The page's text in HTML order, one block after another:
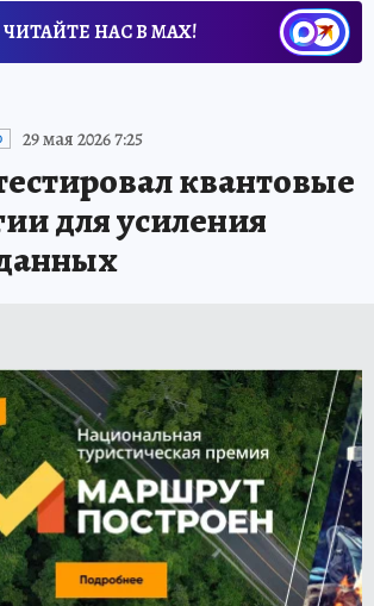
ЧИТАЙТЕ НАС В МАХ!
29 мая 2026 7:25
квантовые
для усиления